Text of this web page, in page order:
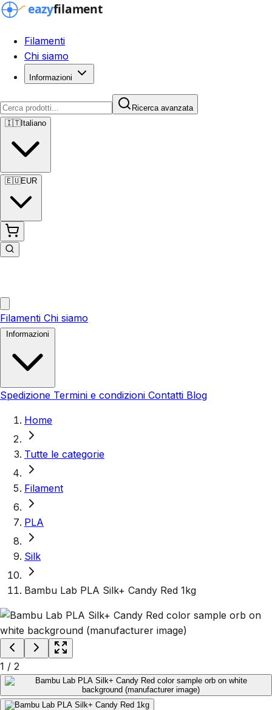
Filamenti
Chi siamo
Informazioni
Ricerca avanzata
🇮🇹Italiano
🇪🇺EUR
Filamenti Chi siamo
Spedizione Termini e condizioni Contatti Blog
Home
Tutte le categorie
Filament
PLA
Silk
Bambu Lab PLA Silk+ Candy Red 1kg
1 / 2